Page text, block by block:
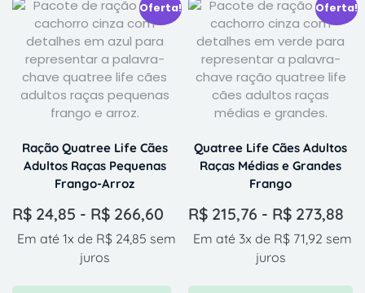
Oferta!
Ração Quatree Life Cães
Adultos Raças Pequenas
Frango-Arroz
R$ 24,85 - R$ 266,60
Em até 1x de R$24,85 sem
juros
Oferta!
Quatree Life Cães Adultos
Raças Médias e Grandes
Frango
R$ 215,76 - R$ 273,88
Em até 3x de R$71,92 sem
juros